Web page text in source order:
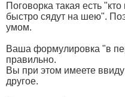
Поговорка такая есть
быстро сядут на шею".
умом.
Ваша формулировка "в
правильно.
Вы при этом имеете
другое.